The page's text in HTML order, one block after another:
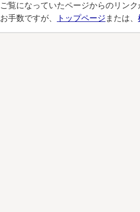
ご覧になっていたページからのリン
お手数ですが、
トップページ または、